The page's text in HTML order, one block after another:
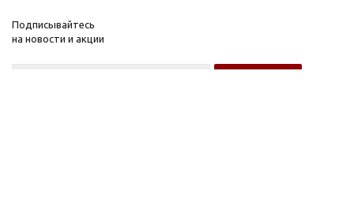
Подписывайтесь
на новости и акции